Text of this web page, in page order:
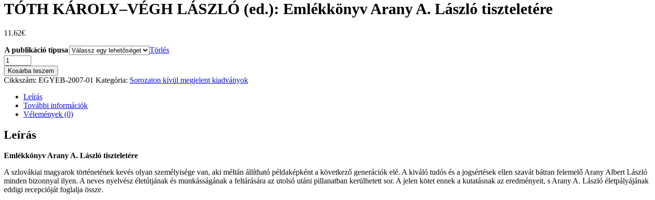
TÓTH KÁROLY–VÉGH LÁSZLÓ (ed.): Emlékkönyv Arany A. László tiszteletére
11.62€
A publikáció típusa
Törlés
TÓTH
KÁROLY–
VÉGH
LÁSZLÓ
(ed.):
Emlékkönyv
Arany
László
tiszteletére
Kosárba teszem
Cikkszám: EGYEB-2007-01 Kategória: Sorozaton kívül megjelent kiadványok
Leírás
További információk
Vélemények (0)
Leírás
Emlékkönyv Arany A. László tiszteletére
A szlovákiai magyarok történetének kevés olyan személyisége van, aki méltán állítható példaképként a következő generációk elé. A kiváló tudós és a jogsértések ellen szavát bátran felemelő Arany Albert László
minden bizonnyal ilyen. A neves nyelvész életútjának és munkásságának a feltárására az utolsó utáni pillanatban kerülhetett sor. A jelen kötet ennek a kutatásnak az eredményeit, s Arany A. László életpályájának
eddigi recepcióját foglalja össze.